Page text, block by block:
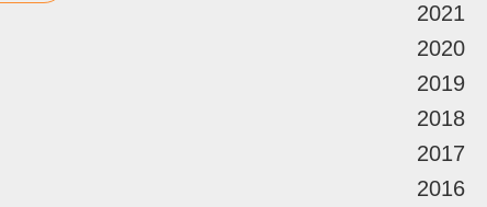
2021
2020
2019
2018
2017
2016